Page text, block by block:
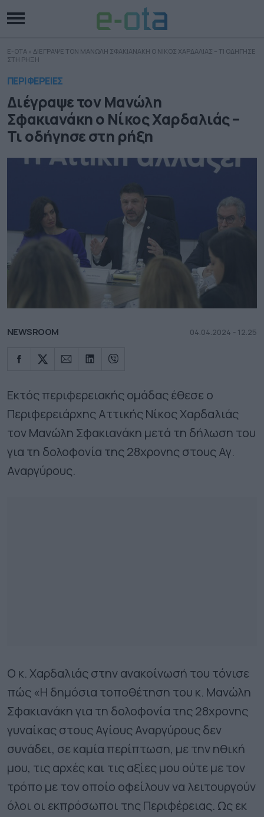
E-OTA » ΔΙΕΓΡΑΨΕ ΤΟΝ ΜΑΝΩΛΗ ΣΦΑΚΙΑΝΑΚΗ Ο ΝΙΚΟΣ ΧΑΡΔΑΛΙΑΣ – ΤΙ ΟΔΗΓΗΣΕ
ΣΤΗ ΡΗΞΗ
ΠΕΡΙΦΕΡΕΙΕΣ
Διέγραψε τον Μανώλη
Σφακιανάκη ο Νίκος Χαρδαλιάς –
Τι οδήγησε στη ρήξη
NEWSROOM 04.04.2024 - 12.25
Εκτός περιφερειακής ομάδας έθεσε ο
Περιφερειάρχης Αττικής Νίκος Χαρδαλιάς
τον Μανώλη Σφακιανάκη μετά τη δήλωση του
για τη δολοφονία της 28χρονης στους Αγ.
Αναργύρους.
Ο κ. Χαρδαλιάς στην ανακοίνωσή του τόνισε
πώς «Η δημόσια τοποθέτηση του κ. Μανώλη
Σφακιανάκη για τη δολοφονία της 28χρονης
γυναίκας στους Αγίους Αναργύρους δεν
συνάδει, σε καμία περίπτωση, με την ηθική
μου, τις αρχές και τις αξίες μου ούτε με τον
τρόπο με τον οποίο οφείλουν να λειτουργούν
όλοι οι εκπρόσωποι της Περιφέρειας. Ως εκ